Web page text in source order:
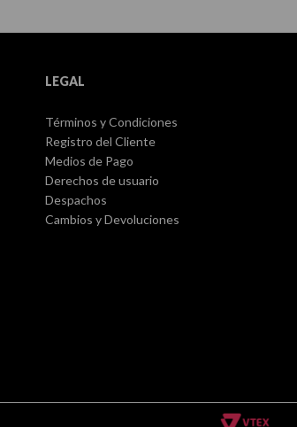
LEGAL
Términos y Condiciones
Registro del Cliente
Medios de Pago
Derechos de usuario
Despachos
Cambios y Devoluciones